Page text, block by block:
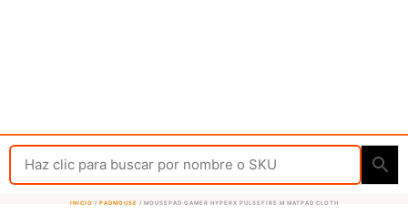
INICIO / PADMOUSE / MOUSEPAD GAMER HYPERX PULSEFIRE M MATPAD CLOTH